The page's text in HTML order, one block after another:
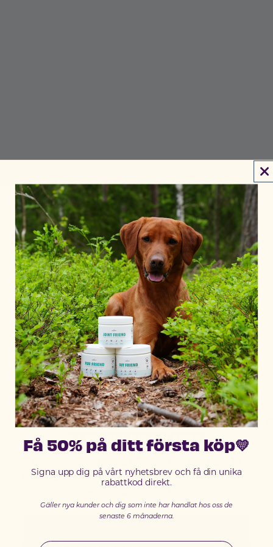
PETGOOD ACADEMY
Allt som är värt att veta om insektsbaserat foder till
hund och katt. Börja med grundkunskaperna i vår
foderskola, eller djupdyk i ett ämne som intresserar
dig. Här samlar vi kunskap om insekter, näringslära,
hälsa och allt annat som gör Petgood till the do good
pet food.
FODERSKOLAN
LÄR DIG GRUNDERNA OM
INSEKTSBASERAT FODER
forskningen bakom fodret. Läs i din egen takt - varje lektion
Få 50% på ditt första köp💛
Signa upp dig på vårt nyhetsbrev och få din unika
rabattkod direkt.
Gäller nya kunder och dig som inte har handlat hos oss de
senaste 6 månaderna.